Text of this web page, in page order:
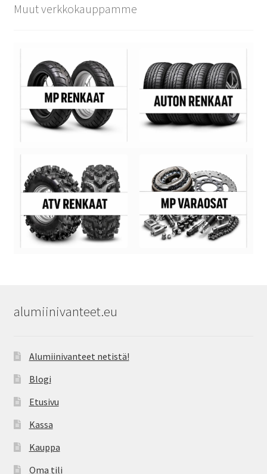
Muut verkkokauppamme
alumiinivanteet.eu
Alumiinivanteet netistä!
Blogi
Etusivu
Kassa
Kauppa
Oma tili